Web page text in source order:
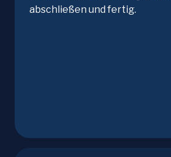
abschließen und fertig.